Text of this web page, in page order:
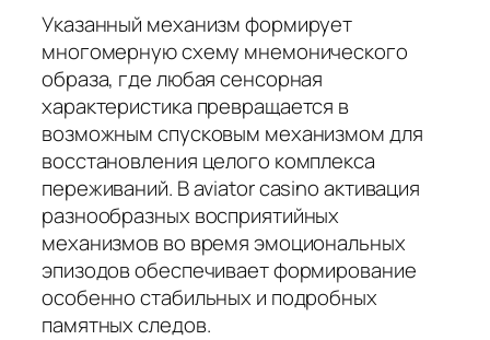
Указанный механизм формирует
многомерную схему мнемонического
образа, где любая сенсорная
характеристика превращается в
возможным спусковым механизмом для
восстановления целого комплекса
переживаний. В aviator casino активация
разнообразных восприятийных
механизмов во время эмоциональных
эпизодов обеспечивает формирование
особенно стабильных и подробных
памятных следов.